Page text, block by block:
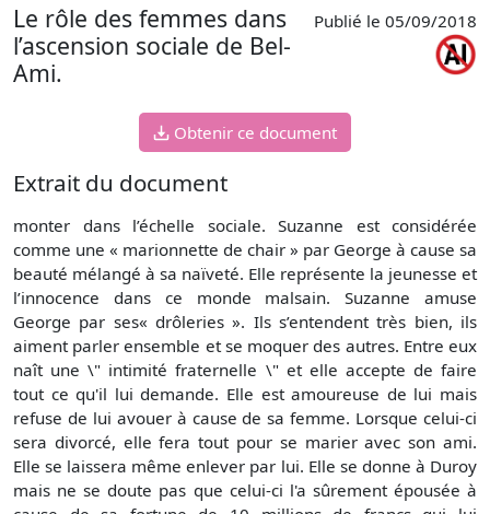
Le rôle des femmes dans
l’ascension sociale de Bel-
Ami.
Publié le 05/09/2018
Obtenir ce document
Extrait du document
monter dans l’échelle sociale. Suzanne est considérée
comme une « marionnette de chair » par George à cause sa
beauté mélangé à sa naïveté. Elle représente la jeunesse et
l’innocence dans ce monde malsain. Suzanne amuse
George par ses« drôleries ». Ils s’entendent très bien, ils
aiment parler ensemble et se moquer des autres. Entre eux
naît une \" intimité fraternelle \" et elle accepte de faire
tout ce qu'il lui demande. Elle est amoureuse de lui mais
refuse de lui avouer à cause de sa femme. Lorsque celui-ci
sera divorcé, elle fera tout pour se marier avec son ami.
Elle se laissera même enlever par lui. Elle se donne à Duroy
mais ne se doute pas que celui-ci l'a sûrement épousée à